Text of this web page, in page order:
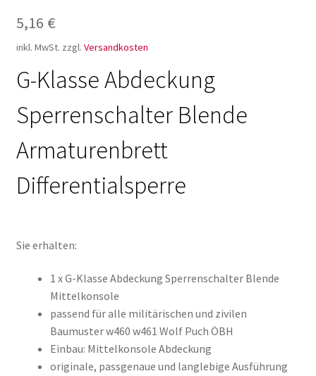
5,16 €
inkl. MwSt. zzgl. Versandkosten
G-Klasse Abdeckung
Sperrenschalter Blende
Armaturenbrett
Differentialsperre
Sie erhalten:
1 x G-Klasse Abdeckung Sperrenschalter Blende
Mittelkonsole
passend für alle militärischen und zivilen
Baumuster w460 w461 Wolf Puch ÖBH
Einbau: Mittelkonsole Abdeckung
originale, passgenaue und langlebige Ausführung